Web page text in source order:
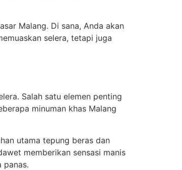
Malang. Di sana, Anda akan
selera, tetapi juga
Salah satu elemen penting
minuman khas Malang
utama tepung beras dan
memberikan sensasi manis
panas.